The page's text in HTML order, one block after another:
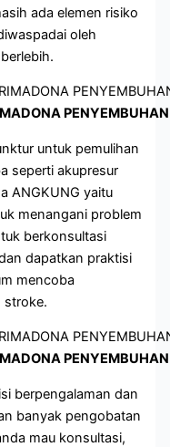
ada elemen risiko
oleh
untuk pemulihan
seperti akupresur
ANGKUNG yaitu
menangani problem
berkonsultasi
dapatkan praktisi
mencoba
stroke.
berpengalaman dan
banyak pengobatan
mau konsultasi,